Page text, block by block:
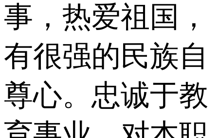
事，热爱祖国，
有很强的民族自
尊心。忠诚于教